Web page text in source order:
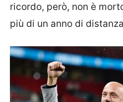
ricordo, però, non è
più di un anno di